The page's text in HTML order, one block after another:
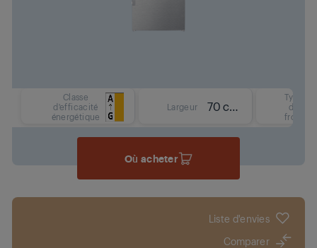
Classe
d'efficacité
énergétique
Largeur 70 cm
Type
de
froid
Où acheter
Liste d'envies
Comparer